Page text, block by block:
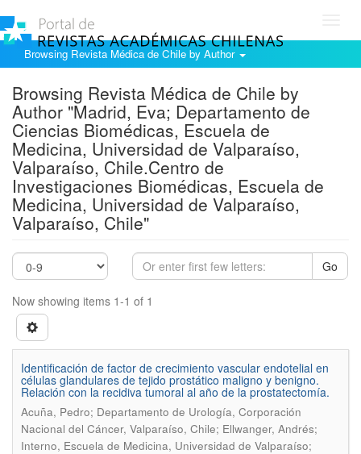
Browsing Revista Médica de Chile by Author
Browsing Revista Médica de Chile by
Author "Madrid, Eva; Departamento de
Ciencias Biomédicas, Escuela de
Medicina, Universidad de Valparaíso,
Valparaíso, Chile.Centro de
Investigaciones Biomédicas, Escuela de
Medicina, Universidad de Valparaíso,
Valparaíso, Chile"
Go
Now showing items 1-1 of 1
Identificación de factor de crecimiento vascular endotelial en
células glandulares de tejido prostático maligno y benigno.
Relación con la recidiva tumoral al año de la prostatectomía.
Acuña, Pedro; Departamento de Urología, Corporación
Nacional del Cáncer, Valparaíso, Chile; Ellwanger, Andrés;
Interno, Escuela de Medicina, Universidad de Valparaíso;